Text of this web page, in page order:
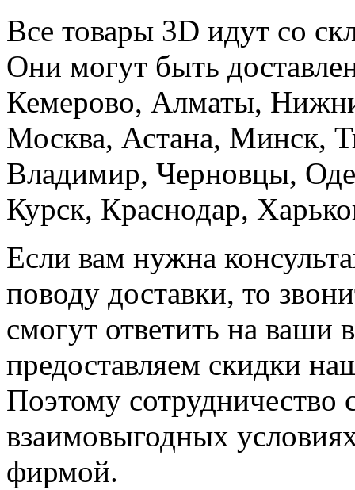
Все товары 3D идут со
Они могут быть
Кемерово, Алматы,
Москва, Астана, Минск,
Владимир, Черновцы,
Курск, Краснодар,
Если вам нужна
поводу доставки, то
смогут ответить на
предоставляем скидки
Поэтому сотрудничество
взаимовыгодных
фирмой.